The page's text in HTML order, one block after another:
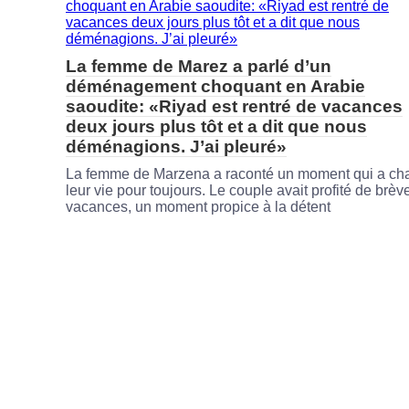
La femme de Marez a parlé d’un
déménagement choquant en Arabie
saoudite: «Riyad est rentré de vacances
deux jours plus tôt et a dit que nous
déménagions. J’ai pleuré»
La femme de Marzena a raconté un moment qui a
leur vie pour toujours. Le couple avait profité de
vacances, un moment propice à la détent